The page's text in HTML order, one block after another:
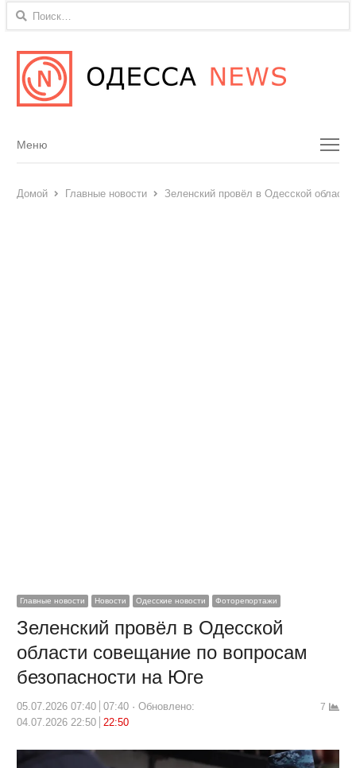
Найти:
Menu
Меню
Домой Главные новости Зеленский провёл в Одесской
Главные новости Новости Одесские новости Фоторепортажи
Зеленский провёл в Одесской
области совещание по вопросам
безопасности на Юге
05.07.2026 07:40 07:40
Обновлено:
04.07.2026 22:50
22:50
7